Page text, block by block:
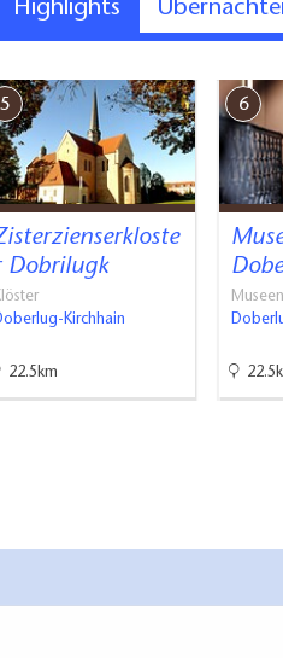
Highlights
5
Dobrilugk
Kirchhain
22.5km
6
Museen